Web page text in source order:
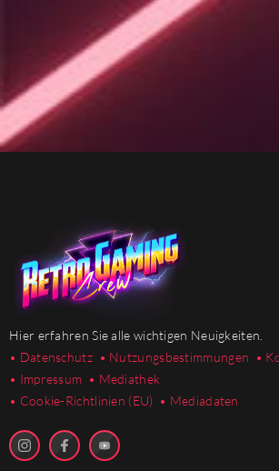
Hier erfahren Sie alle wichtigen Neuigkeiten.
• Datenschutz • Nutzungsbestimmungen •
• Impressum • Mediathek
• Cookie-Richtlinien (EU) • Mediadaten